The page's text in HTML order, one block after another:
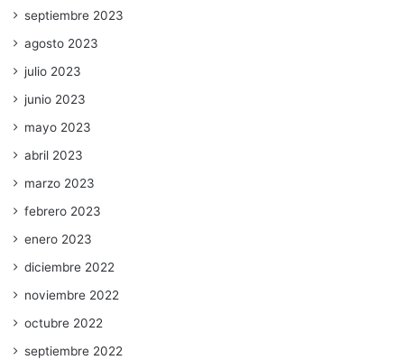
septiembre 2023
agosto 2023
julio 2023
junio 2023
mayo 2023
abril 2023
marzo 2023
febrero 2023
enero 2023
diciembre 2022
noviembre 2022
octubre 2022
septiembre 2022